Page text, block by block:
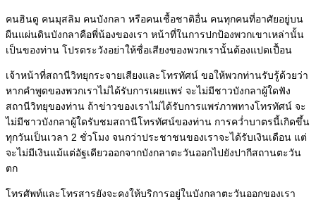
คนฮินดู คนมุสลิม คนบังกลา หรือคนเชื้อชาติอื่น คนทุกคนที่อาศัยอยู่บน
ผืนแผ่นดินบังกลาคือพี่น้องของเรา หน้าที่ในการปกป้องพวกเขาเหล่านั้น
เป็นของท่าน โปรดระวังอย่าให้ชื่อเสียงของพวกเรานั้นต้องแปดเปื้อน
เจ้าหน้าที่สถานีวิทยุกระจายเสียงและโทรทัศน์ ขอให้พวกท่านรับรู้ด้วยว่า
หากคำพูดของพวกเราไม่ได้รับการเผยแพร่ จะไม่มีชาวบังกลาผู้ใดฟัง
สถานีวิทยุของท่าน ถ้าข่าวของเราไม่ได้รับการแพร่ภาพทางโทรทัศน์ จะ
ไม่มีชาวบังกลาผู้ใดรับชมสถานีโทรทัศน์ของท่าน การคว่ำบาตรนี้เกิดขึ้น
ทุกวันเป็นเวลา 2 ชั่วโมง จนกว่าประชาชนของเราจะได้รับเงินเดือน แต่
จะไม่มีเงินแม้แต่อัฐเดียวออกจากบังกลาตะวันออกไปยังปากีสถานตะวัน
ตก
โทรศัพท์และโทรสารยังจะคงให้บริการอยู่ในบังกลาตะวันออกของเรา